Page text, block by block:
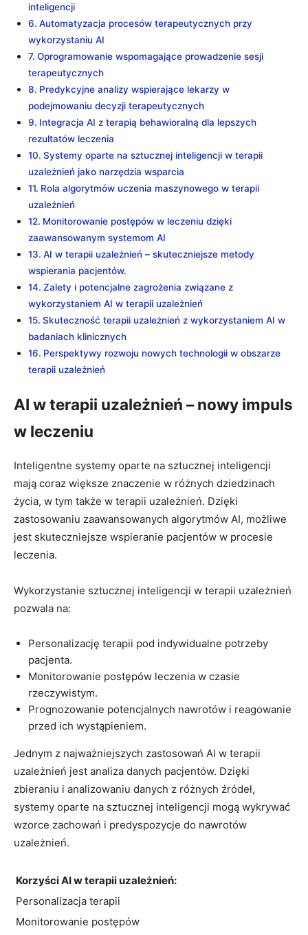
inteligencji
Automatyzacja procesów terapeutycznych przy
wykorzystaniu AI
Oprogramowanie wspomagające prowadzenie sesji
terapeutycznych
Predykcyjne analizy wspierające lekarzy w
podejmowaniu decyzji terapeutycznych
Integracja AI z terapią behawioralną dla lepszych
rezultatów leczenia
Systemy oparte na sztucznej inteligencji w terapii
uzależnień jako narzędzia wsparcia
Rola algorytmów uczenia maszynowego w terapii
uzależnień
Monitorowanie postępów w leczeniu dzięki
zaawansowanym systemom AI
AI w terapii uzależnień – skuteczniejsze metody
wspierania pacjentów.
Zalety i potencjalne zagrożenia związane z
wykorzystaniem AI w terapii uzależnień
Skuteczność terapii uzależnień z wykorzystaniem AI w
badaniach klinicznych
Perspektywy rozwoju nowych technologii w obszarze
terapii uzależnień
AI w terapii uzależnień – nowy impuls
w leczeniu
Inteligentne systemy oparte na sztucznej inteligencji
mają coraz większe znaczenie w różnych dziedzinach
życia, w tym także w terapii uzależnień. Dzięki
zastosowaniu zaawansowanych algorytmów AI, możliwe
jest skuteczniejsze wspieranie pacjentów w procesie
leczenia.
Wykorzystanie sztucznej inteligencji w terapii uzależnień
pozwala na:
Personalizację terapii pod indywidualne potrzeby
pacjenta.
Monitorowanie postępów leczenia w czasie
rzeczywistym.
Prognozowanie potencjalnych nawrotów i reagowanie
przed ich wystąpieniem.
Jednym z najważniejszych zastosowań AI w terapii
uzależnień jest analiza danych pacjentów. Dzięki
zbieraniu i analizowaniu danych z różnych źródeł,
systemy oparte na sztucznej inteligencji mogą wykrywać
wzorce zachowań i predyspozycje do nawrotów
uzależnień.
Korzyści AI w terapii uzależnień:
Personalizacja terapii
Monitorowanie postępów